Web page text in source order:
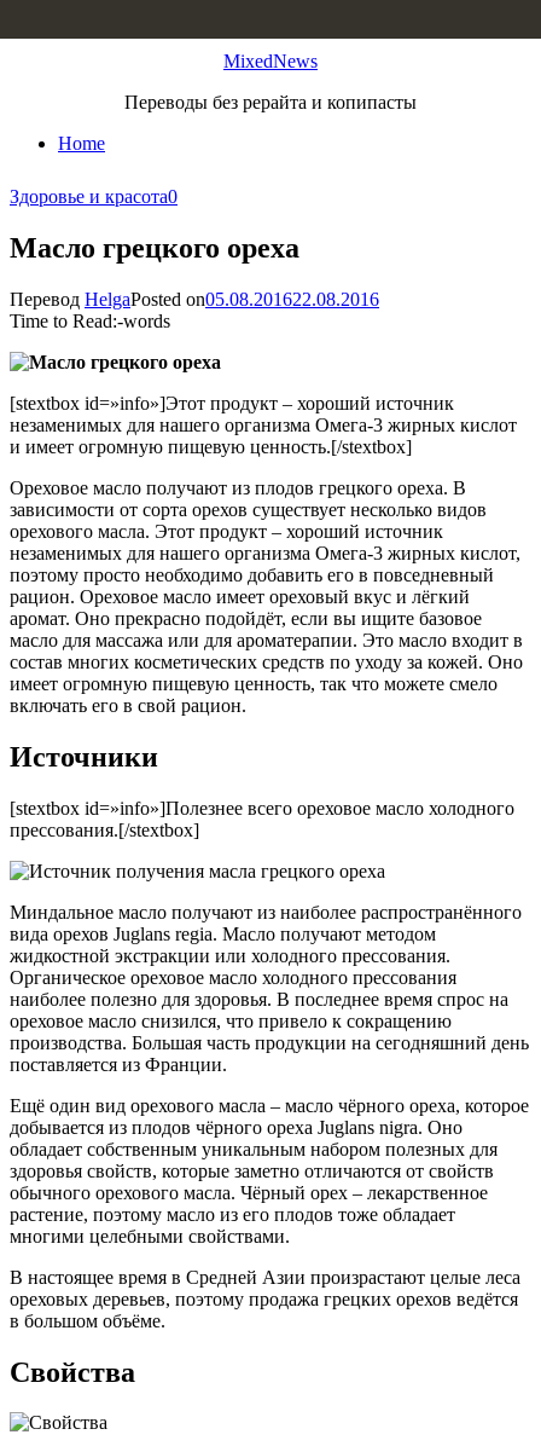
MixedNews
Переводы без рерайта и копипасты
Home
Здоровье и красота0
Масло грецкого ореха
Перевод HelgaPosted on05.08.201622.08.2016
Time to Read:-words
[stextbox id=»info»]Этот продукт – хороший источник
незаменимых для нашего организма Омега-3 жирных кислот
и имеет огромную пищевую ценность.[/stextbox]
Ореховое масло получают из плодов грецкого ореха. В
зависимости от сорта орехов существует несколько видов
орехового масла. Этот продукт – хороший источник
незаменимых для нашего организма Омега-3 жирных кислот,
поэтому просто необходимо добавить его в повседневный
рацион. Ореховое масло имеет ореховый вкус и лёгкий
аромат. Оно прекрасно подойдёт, если вы ищите базовое
масло для массажа или для ароматерапии. Это масло входит в
состав многих косметических средств по уходу за кожей. Оно
имеет огромную пищевую ценность, так что можете смело
включать его в свой рацион.
Источники
[stextbox id=»info»]Полезнее всего ореховое масло холодного
прессования.[/stextbox]
Миндальное масло получают из наиболее распространённого
вида орехов Juglans regia. Масло получают методом
жидкостной экстракции или холодного прессования.
Органическое ореховое масло холодного прессования
наиболее полезно для здоровья. В последнее время спрос на
ореховое масло снизился, что привело к сокращению
производства. Большая часть продукции на сегодняшний день
поставляется из Франции.
Ещё один вид орехового масла – масло чёрного ореха, которое
добывается из плодов чёрного ореха Juglans nigra. Оно
обладает собственным уникальным набором полезных для
здоровья свойств, которые заметно отличаются от свойств
обычного орехового масла. Чёрный орех – лекарственное
растение, поэтому масло из его плодов тоже обладает
многими целебными свойствами.
В настоящее время в Средней Азии произрастают целые леса
ореховых деревьев, поэтому продажа грецких орехов ведётся
в большом объёме.
Свойства